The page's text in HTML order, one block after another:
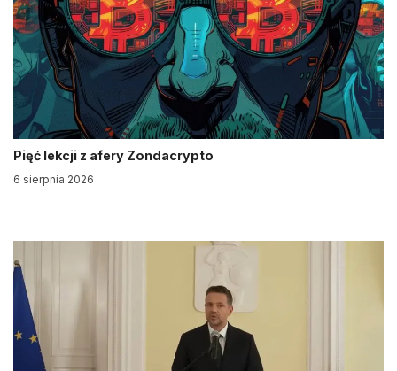
Pięć lekcji z afery Zondacrypto
6 sierpnia 2026